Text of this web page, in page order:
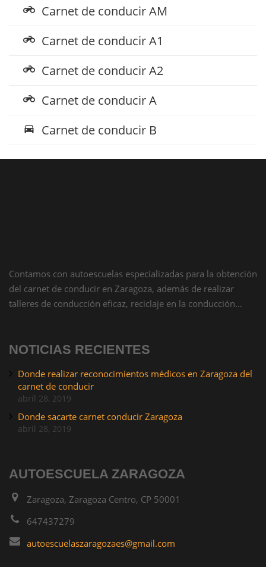
motorcycle Carnet de conducir AM
motorcycle Carnet de conducir A1
motorcycle Carnet de conducir A2
motorcycle Carnet de conducir A
directions_car Carnet de conducir B
Contamos con autoescuelas especializadas para la obtención
del carnet de conducir en Zaragoza, además de realizar
talleres de conducción eficaz, reciclaje en la conducción…
NOTICIAS RECIENTES
Donde realizar reconocimientos médicos en Zaragoza del
carnet de conducir
abril 28, 2019
Donde sacarte carnet conducir Zaragoza
abril 28, 2019
AUTOESCUELA ZARAGOZA
Zaragoza, Zaragoza Centro, CP 50001
647437279
autoescuelaszaragozaes@gmail.com